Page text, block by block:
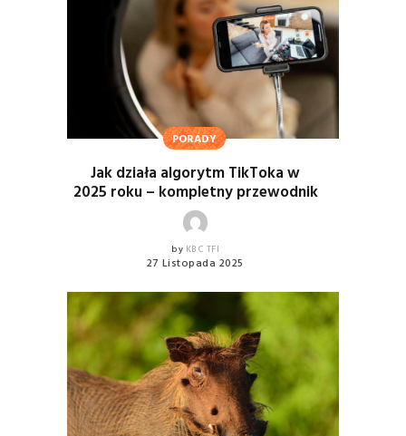
PORADY
Jak działa algorytm TikToka w
2025 roku – kompletny przewodnik
by KBC TFI
27 Listopada 2025